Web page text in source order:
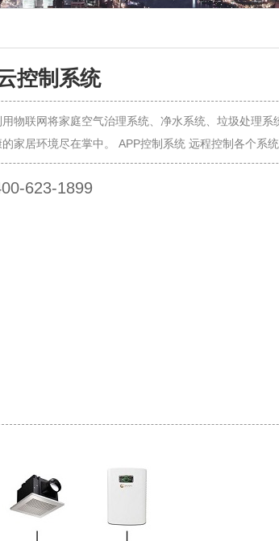
控制系统
物联网将家庭空气治理系统、净水系统、垃圾处理
家居环境尽在掌中。 APP控制系统 远程控制各个系统
623-1899